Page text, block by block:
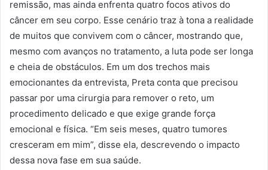
remissão, mas ainda enfrenta quatro focos ativos do
câncer em seu corpo. Esse cenário traz à tona a realidade
de muitos que convivem com o câncer, mostrando que,
mesmo com avanços no tratamento, a luta pode ser longa
e cheia de obstáculos. Em um dos trechos mais
emocionantes da entrevista, Preta conta que precisou
passar por uma cirurgia para remover o reto, um
procedimento delicado e que exige grande força
emocional e física. “Em seis meses, quatro tumores
cresceram em mim”, disse ela, descrevendo o impacto
dessa nova fase em sua saúde.